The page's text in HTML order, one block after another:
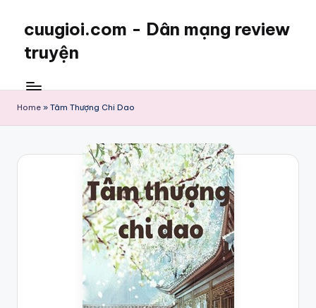
cuugioi.com - Dân mạng review
truyện
Home » Tâm Thượng Chi Dao